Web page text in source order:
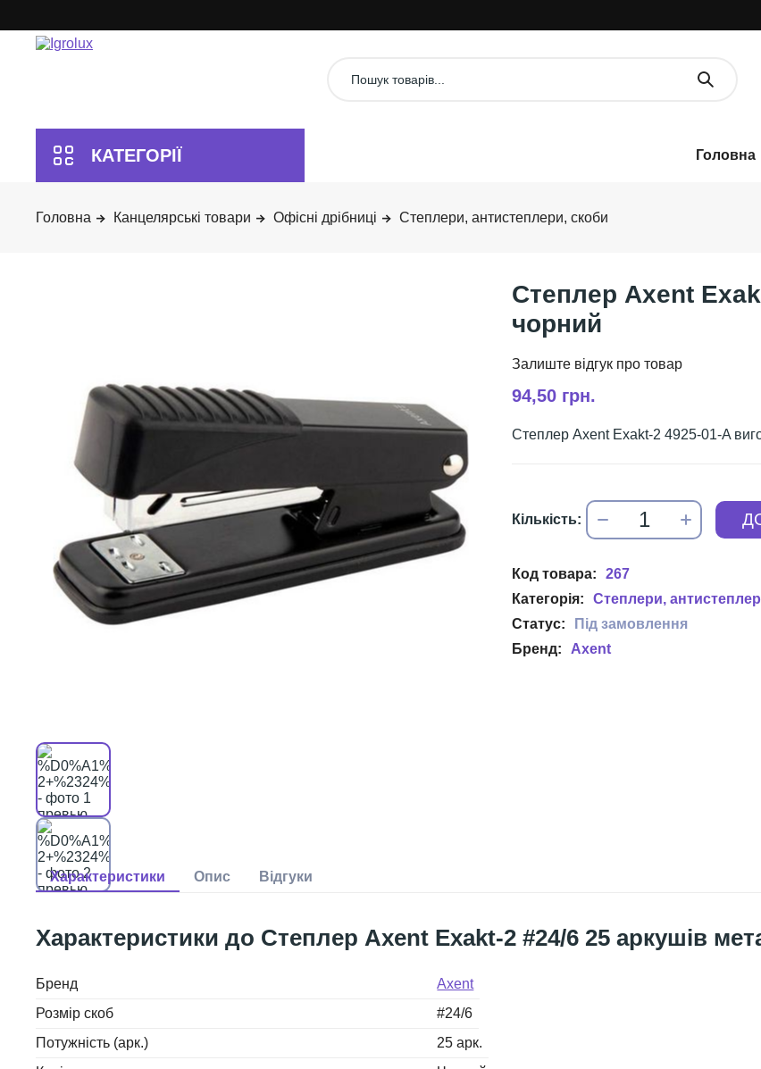
Канцелярські товари Офісні дрібниці Степлери, антистеплери, скоби
Степлер Axent
чорний
94,50 грн.
Степлер Axent Exakt-2 4925-01-A
267
Степлери,
Axent
Степлер Axent Exakt-2 #24/6 25 аркушів
Бренд
Axent
Розмір скоб
#24/6
Потужність (арк.)
25 арк.